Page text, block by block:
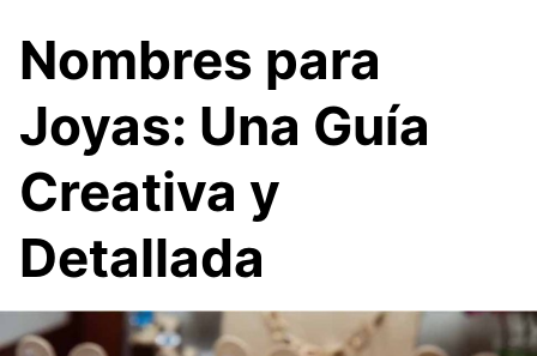
Nombres para
Joyas: Una Guía
Creativa y
Detallada